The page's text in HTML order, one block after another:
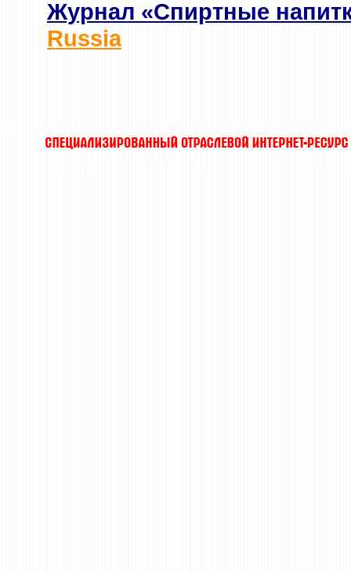
Журнал «Спиртные
Russia